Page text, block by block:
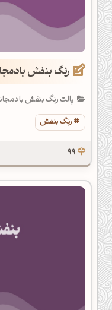
رنگ بنفش بادمجانی
پالت رنگ بنفش
رنگ بنفش
99